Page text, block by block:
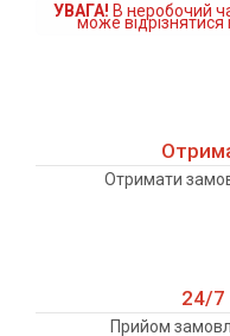
УВАГА! В неробочий
може
Отримати
24/7
Прийом